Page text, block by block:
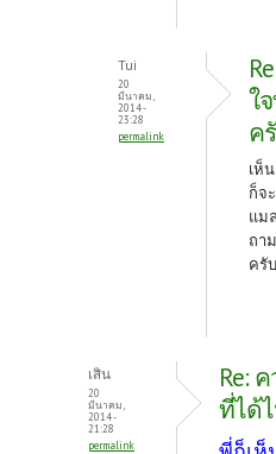
Tui
20
มีนาคม,
2014 -
23:28
permalink
ใ
ค
เห็
ก็จ
แม
ถา
ครับ
เสิน
20
มีนาคม,
2014 -
21:28
permalink
Re:
ที่ได้